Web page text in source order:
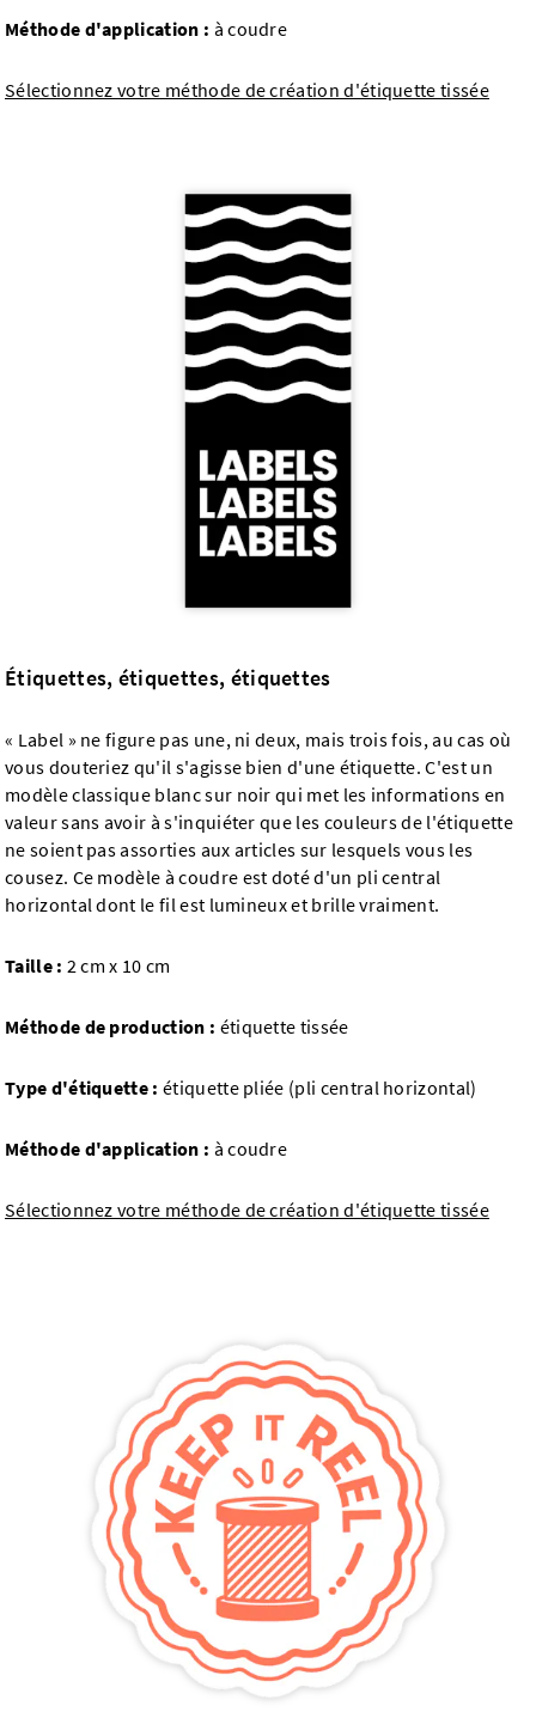
Méthode d'application : à coudre
Sélectionnez votre méthode de création d'étiquette tissée
Étiquettes, étiquettes, étiquettes
« Label » ne figure pas une, ni deux, mais trois fois, au cas où
vous douteriez qu'il s'agisse bien d'une étiquette. C'est un
modèle classique blanc sur noir qui met les informations en
valeur sans avoir à s'inquiéter que les couleurs de l'étiquette
ne soient pas assorties aux articles sur lesquels vous les
cousez. Ce modèle à coudre est doté d'un pli central
horizontal dont le fil est lumineux et brille vraiment.
Taille : 2 cm x 10 cm
Méthode de production : étiquette tissée
Type d'étiquette : étiquette pliée (pli central horizontal)
Méthode d'application : à coudre
Sélectionnez votre méthode de création d'étiquette tissée